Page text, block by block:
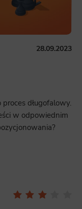
28.09.2023
długofalowy.
w odpowiednim